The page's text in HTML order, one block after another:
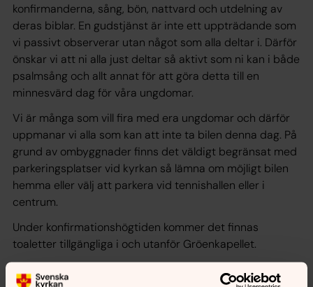
konfirmanderna, sång, bön, nattvard och utdelning av
deras biblar. En gudstjänst är inte ett uppträdande som
vi passivt observerar utan något som alla deltar i. Därför
önskar vi att ni alla just deltar så aktivt som ni kan i både
psalmsång och allt annat för att göra detta till en
minnesvärd dag för våra ungdomar.
Vi är många som vill fira med era ungdomar och därför
uppmanar vi alla som kan att inte ta bilen denna dag. På
grund av ombyggnader finns det väldigt begränsat med
parkeringsplatser vid kyrkan så lämna om möjligt bilen
hemma eller välj att parkera vid tennishallen eller i
centrum.
Under konfirmationshögtiden kommer det finnas
toaletter tillgängliga i och utanför Gröenkapellet.
Här följer de tider som gäller för konfirmationen lördagen